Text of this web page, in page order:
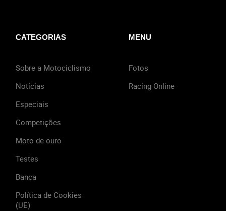
CATEGORIAS
Sobre a Motociclismo
Notícias
Especiais
Competições
Moto de ouro
Testes
Banca
Política de Cookies
(UE)
MENU
Fotos
Racing Online